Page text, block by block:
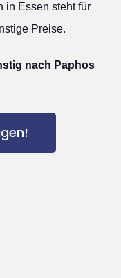
in Essen steht für
Preise.
nach Paphos